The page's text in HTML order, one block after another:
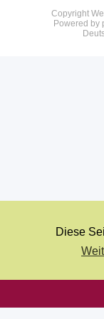
Diese
Copyright
Powered by